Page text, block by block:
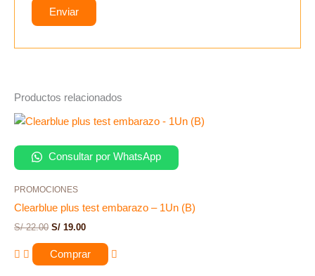
Productos relacionados
Consultar por WhatsApp
PROMOCIONES
Clearblue plus test embarazo – 1Un (B)
S/22.00 S/ 19.00
Comprar